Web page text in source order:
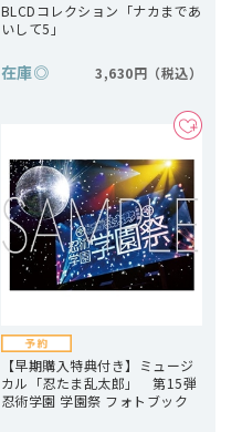
BLCDコレクション「ナカまであ
いして5」
在庫◎ 3,630円
【早期購入特典付き】ミュージ
カル「忍たま乱太郎」 第15弾
忍術学園 学園祭 フォトブック